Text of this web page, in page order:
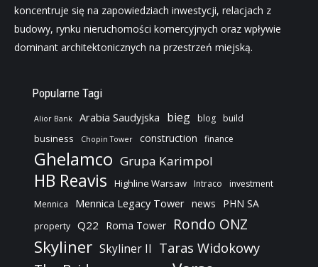
koncentruje się na zapowiedziach inwestycji, relacjach z
budowy, rynku nieruchomości komercyjnych oraz wpływie
dominant architektonicznych na przestrzeń miejską.
Popularne Tagi
Alior Bank Arabia Saudyjska bieg blog build
business Chopin Tower construction finance
Ghelamco Grupa Karimpol
HB Reavis Highline Warsaw Intraco
investment
Mennica
Mennica Legacy Tower news PHN SA
property Q22 Roma Tower Rondo ONZ
Skyliner Skyliner II Taras Widokowy